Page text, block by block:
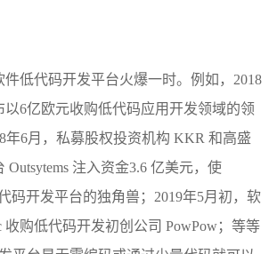
低代码开发平台火爆一时。例如，2018
6亿欧元收购低代码应用开发领域的领
年6月，私募股权投资机构 KKR 和高盛
Outsytems 注入资金3.6 亿美元，使
码开发平台的独角兽；2019年5月初，软
收购低代码开发初创公司 PowPow；等等